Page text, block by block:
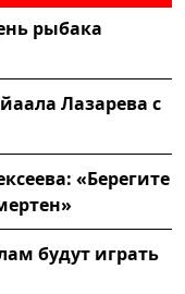
рыбака
Лазарева с
«Берегите
будут играть